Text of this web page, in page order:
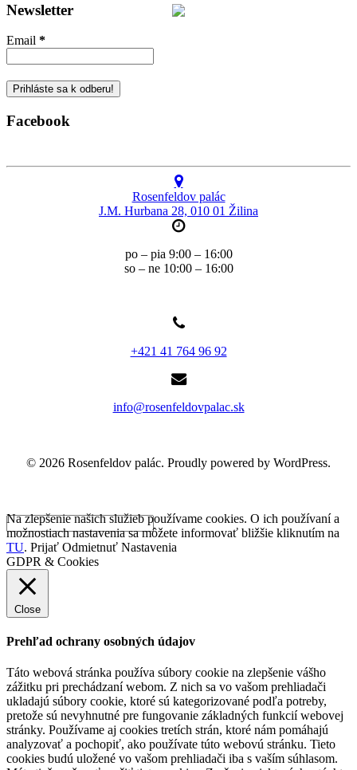
Newsletter
Email *
Facebook
Rosenfeldov palác
J.M. Hurbana 28, 010 01 Žilina
po – pia 9:00 – 16:00
so – ne 10:00 – 16:00
+421 41 764 96 92
info@rosenfeldovpalac.sk
© 2026 Rosenfeldov palác. Proudly powered by WordPress.
Na zlepšenie našich služieb používame cookies. O ich používaní a
možnostiach nastavenia sa môžete informovať bližšie kliknutím na
TU. Prijať Odmietnuť Nastavenia
GDPR & Cookies
Close
Prehľad ochrany osobných údajov
Táto webová stránka používa súbory cookie na zlepšenie vášho
zážitku pri prechádzaní webom. Z nich sa vo vašom prehliadači
ukladajú súbory cookie, ktoré sú kategorizované podľa potreby,
pretože sú nevyhnutné pre fungovanie základných funkcií webovej
stránky. Používame aj cookies tretích strán, ktoré nám pomáhajú
analyzovať a pochopiť, ako používate túto webovú stránku. Tieto
cookies budú uložené vo vašom prehliadači iba s vaším súhlasom.